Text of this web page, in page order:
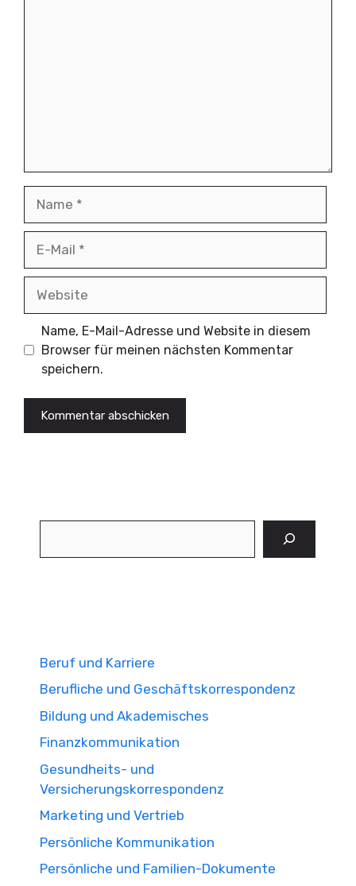
Mail
Name, E-Mail-Adresse und Website in diesem
Browser für meinen nächsten Kommentar
speichern.
Beruf und Karriere
Berufliche und Geschäftskorrespondenz
Bildung und Akademisches
Finanzkommunikation
Gesundheits- und
Versicherungskorrespondenz
Marketing und Vertrieb
Persönliche Kommunikation
Persönliche und Familien-Dokumente